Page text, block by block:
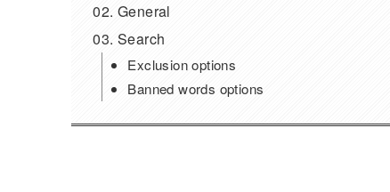
General
Search
Exclusion options
Banned words options